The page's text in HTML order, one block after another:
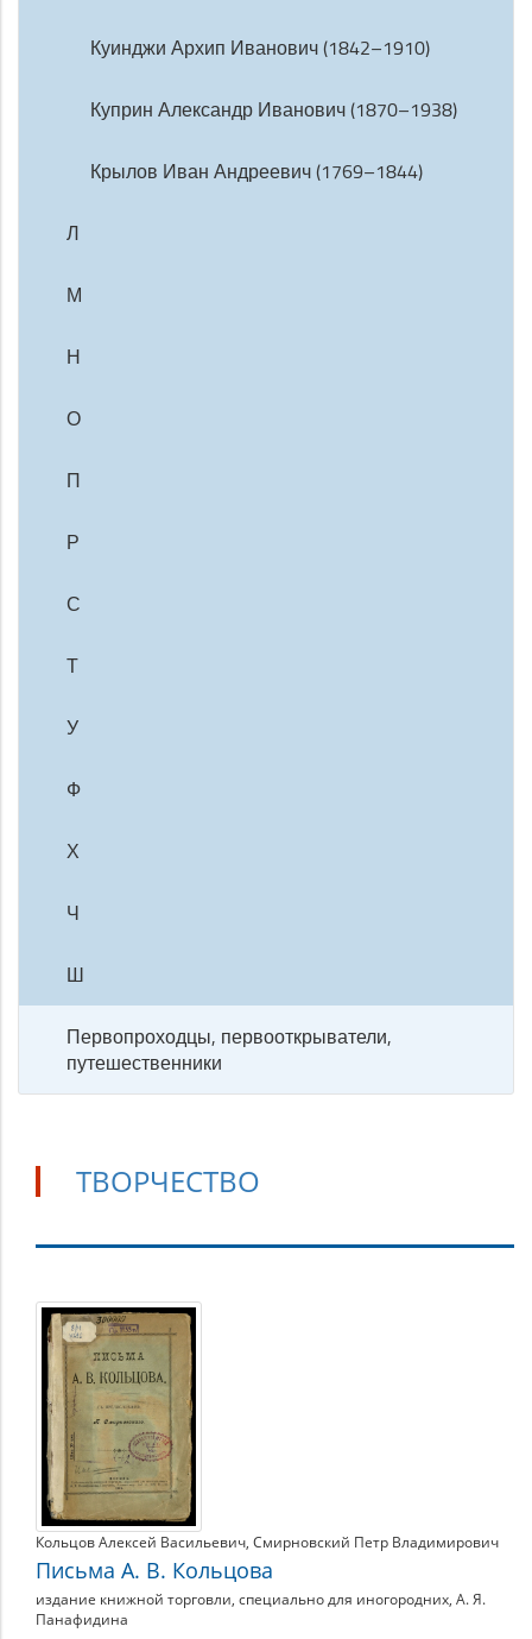
Куинджи Архип Иванович (1842–1910)
Куприн Александр Иванович (1870–1938)
Крылов Иван Андреевич (1769–1844)
Л
М
Н
О
П
Р
С
Т
У
Ф
Х
Ч
Ш
Первопроходцы, первооткрыватели,
путешественники
ТВОРЧЕСТВО
Творчество
Кольцов Алексей Васильевич, Смирновский Петр Владимирович
Письма А. В. Кольцова
издание книжной торговли, специально для иногородних, А. Я.
Панафидина